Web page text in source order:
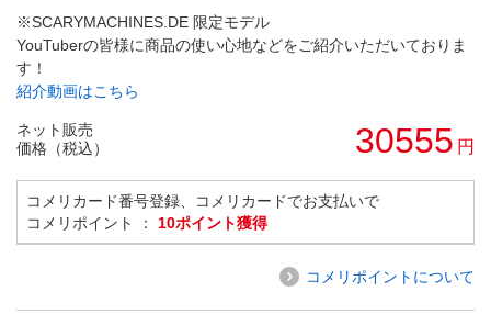
※SCARYMACHINES.DE 限定モデル
YouTuberの皆様に商品の使い心地などをご紹介いただいておりま
す！
紹介動画はこちら
ネット販売
価格（税込）
30555 円
コメリカード番号登録、コメリカードでお支払いで
コメリポイント ： 10ポイント獲得
コメリポイントについて